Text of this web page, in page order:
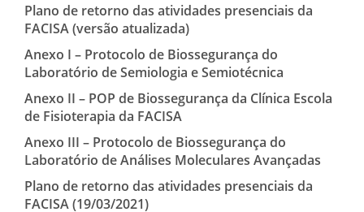
Plano de retorno das atividades presenciais da
FACISA (versão atualizada)
Anexo I – Protocolo de Biossegurança do
Laboratório de Semiologia e Semiotécnica
Anexo II – POP de Biossegurança da Clínica Escola
de Fisioterapia da FACISA
Anexo III – Protocolo de Biossegurança do
Laboratório de Análises Moleculares Avançadas
Plano de retorno das atividades presenciais da
FACISA (19/03/2021)